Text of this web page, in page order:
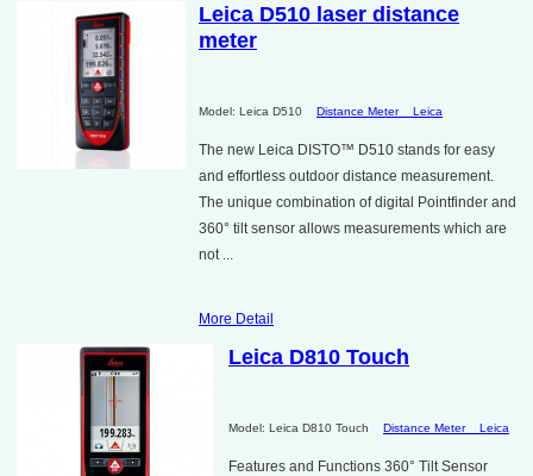
Leica D510 laser distance
meter
Model: Leica D510 Distance Meter Leica
The new Leica DISTO™ D510 stands for easy
and effortless outdoor distance measurement.
The unique combination of digital Pointfinder and
360° tilt sensor allows measurements which are
not ...
More Detail
Leica D810 Touch
Model: Leica D810 Touch Distance Meter Leica
Features and Functions 360° Tilt Sensor